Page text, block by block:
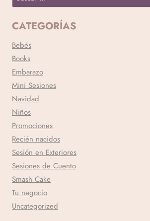
CATEGORÍAS
Bebés
Books
Embarazo
Mini Sesiones
Navidad
Niños
Promociones
Recién nacidos
Sesión en Exteriores
Sesiones de Cuento
Smash Cake
Tu negocio
Uncategorized